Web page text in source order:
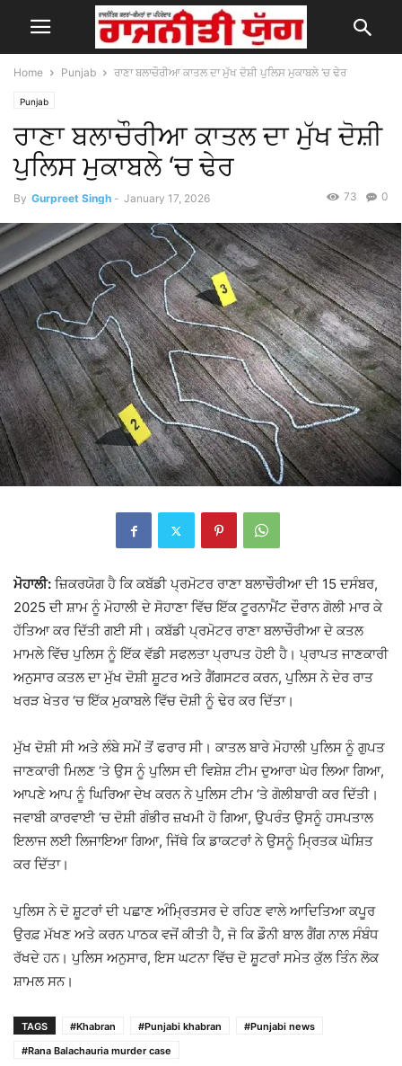
Home Punjab ਰਾਣਾ ਬਲਾਚੌਰੀਆ ਕਾਤਲ ਦਾ ਮੁੱਖ ਦੋਸ਼ੀ ਪੁਲਿਸ ਮੁਕਾਬਲੇ ‘ਚ ਢੇਰ
Punjab
ਰਾਣਾ ਬਲਾਚੌਰੀਆ ਕਾਤਲ ਦਾ ਮੁੱਖ ਦੋਸ਼ੀ
ਪੁਲਿਸ ਮੁਕਾਬਲੇ ‘ਚ ਢੇਰ
By Gurpreet Singh - January 17, 2026 0
73
ਮੋਹਾਲੀ: ਜ਼ਿਕਰਯੋਗ ਹੈ ਕਿ ਕਬੱਡੀ ਪ੍ਰਮੋਟਰ ਰਾਣਾ ਬਲਾਚੌਰੀਆ ਦੀ 15 ਦਸੰਬਰ,
2025 ਦੀ ਸ਼ਾਮ ਨੂੰ ਮੋਹਾਲੀ ਦੇ ਸੋਹਾਣਾ ਵਿੱਚ ਇੱਕ ਟੂਰਨਾਮੈਂਟ ਦੌਰਾਨ ਗੋਲੀ ਮਾਰ ਕੇ
ਹੱਤਿਆ ਕਰ ਦਿੱਤੀ ਗਈ ਸੀ। ਕਬੱਡੀ ਪ੍ਰਮੋਟਰ ਰਾਣਾ ਬਲਾਚੌਰੀਆ ਦੇ ਕਤਲ
ਮਾਮਲੇ ਵਿੱਚ ਪੁਲਿਸ ਨੂੰ ਇੱਕ ਵੱਡੀ ਸਫਲਤਾ ਪ੍ਰਾਪਤ ਹੋਈ ਹੈ। ਪ੍ਰਾਪਤ ਜਾਣਕਾਰੀ
ਅਨੁਸਾਰ ਕਤਲ ਦਾ ਮੁੱਖ ਦੋਸ਼ੀ ਸ਼ੂਟਰ ਅਤੇ ਗੈਂਗਸਟਰ ਕਰਨ, ਪੁਲਿਸ ਨੇ ਦੇਰ ਰਾਤ
ਖਰੜ ਖੇਤਰ ‘ਚ ਇੱਕ ਮੁਕਾਬਲੇ ਵਿੱਚ ਦੋਸ਼ੀ ਨੂੰ ਢੇਰ ਕਰ ਦਿੱਤਾ।
ਮੁੱਖ ਦੋਸ਼ੀ ਸੀ ਅਤੇ ਲੰਬੇ ਸਮੇਂ ਤੋਂ ਫਰਾਰ ਸੀ। ਕਾਤਲ ਬਾਰੇ ਮੋਹਾਲੀ ਪੁਲਿਸ ਨੂੰ ਗੁਪਤ
ਜਾਣਕਾਰੀ ਮਿਲਣ ‘ਤੇ ਉਸ ਨੂੰ ਪੁਲਿਸ ਦੀ ਵਿਸ਼ੇਸ਼ ਟੀਮ ਦੁਆਰਾ ਘੇਰ ਲਿਆ ਗਿਆ,
ਆਪਣੇ ਆਪ ਨੂੰ ਘਿਰਿਆ ਦੇਖ ਕਰਨ ਨੇ ਪੁਲਿਸ ਟੀਮ ‘ਤੇ ਗੋਲੀਬਾਰੀ ਕਰ ਦਿੱਤੀ।
ਜਵਾਬੀ ਕਾਰਵਾਈ ‘ਚ ਦੋਸ਼ੀ ਗੰਭੀਰ ਜ਼ਖਮੀ ਹੋ ਗਿਆ, ਉਪਰੰਤ ਉਸਨੂੰ ਹਸਪਤਾਲ
ਇਲਾਜ ਲਈ ਲਿਜਾਇਆ ਗਿਆ, ਜਿੱਥੇ ਕਿ ਡਾਕਟਰਾਂ ਨੇ ਉਸਨੂੰ ਮ੍ਰਿਤਕ ਘੋਸ਼ਿਤ
ਕਰ ਦਿੱਤਾ।
ਪੁਲਿਸ ਨੇ ਦੋ ਸ਼ੂਟਰਾਂ ਦੀ ਪਛਾਣ ਅੰਮ੍ਰਿਤਸਰ ਦੇ ਰਹਿਣ ਵਾਲੇ ਆਦਿਤਿਆ ਕਪੂਰ
ਉਰਫ਼ ਮੱਖਣ ਅਤੇ ਕਰਨ ਪਾਠਕ ਵਜੋਂ ਕੀਤੀ ਹੈ, ਜੋ ਕਿ ਡੌਨੀ ਬਾਲ ਗੈਂਗ ਨਾਲ ਸੰਬੰਧ
ਰੱਖਦੇ ਹਨ। ਪੁਲਿਸ ਅਨੁਸਾਰ, ਇਸ ਘਟਨਾ ਵਿੱਚ ਦੋ ਸ਼ੂਟਰਾਂ ਸਮੇਤ ਕੁੱਲ ਤਿੰਨ ਲੋਕ
ਸ਼ਾਮਲ ਸਨ।
TAGS #Khabran #Punjabi khabran
#Punjabi news
#Rana Balachauria murder case